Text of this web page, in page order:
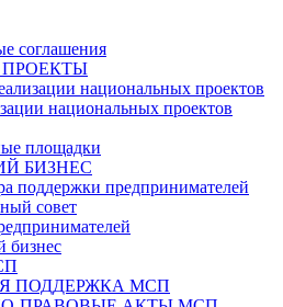
соглашения
национальных проектов
национальных проектов
площадки
БИЗНЕС
поддержки предпринимателей
совет
бизнес
ПОДДЕРЖКА МСП